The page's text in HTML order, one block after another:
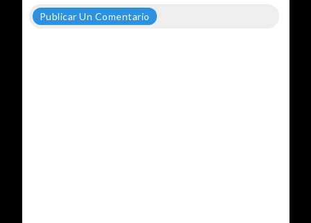
Publicar Un Comentario